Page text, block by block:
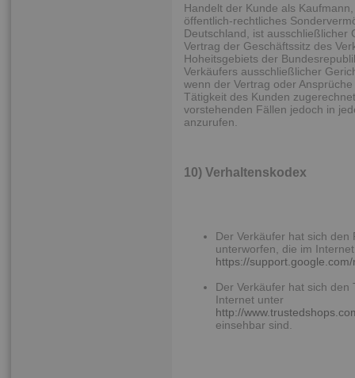
Handelt der Kunde als
öffentlich-rechtliches
Deutschland, ist ausschließlicher
Vertrag der Geschäftssitz des
Hoheitsgebiets der
Verkäufers ausschließlicher
wenn der Vertrag oder
Tätigkeit des Kunden
vorstehenden Fällen jedoch in
anzurufen.
10) Verhaltenskodex
Der Verkäufer hat sich den
unterworfen, die im
https://
Der Verkäufer hat sich
Internet unter
http://
einsehbar sind.